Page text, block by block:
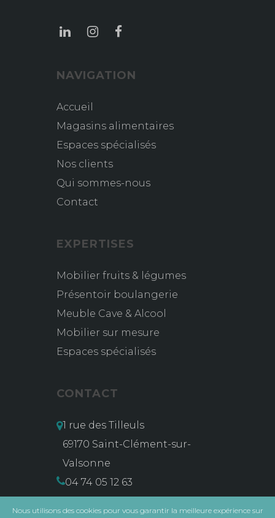
NAVIGATION
Accueil
Magasins alimentaires
Espaces spécialisés
Nos clients
Qui sommes-nous
Contact
EXPERTISES
Mobilier fruits & légumes
Présentoir boulangerie
Meuble Cave & Alcool
Mobilier sur mesure
Espaces spécialisés
CONTACT
1 rue des Tilleuls
69170 Saint-Clément-sur-
Valsonne
04 74 05 12 63
Nous utilisons des cookies pour vous garantir la meilleure expérience sur